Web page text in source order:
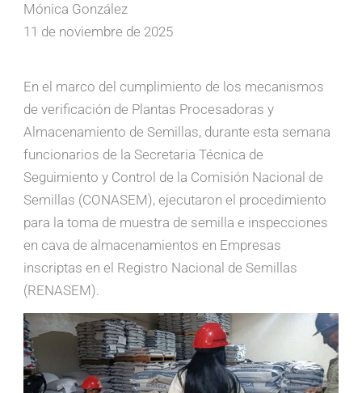
Mónica González
11 de noviembre de 2025
En el marco del cumplimiento de los mecanismos
de verificación de Plantas Procesadoras y
Almacenamiento de Semillas, durante esta semana
funcionarios de la Secretaria Técnica de
Seguimiento y Control de la Comisión Nacional de
Semillas (CONASEM), ejecutaron el procedimiento
para la toma de muestra de semilla e inspecciones
en cava de almacenamientos en Empresas
inscriptas en el Registro Nacional de Semillas
(RENASEM).